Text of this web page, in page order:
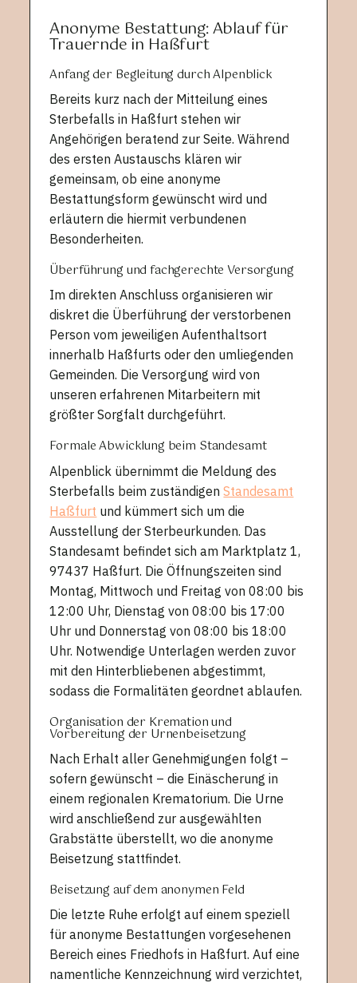
Anonyme Bestattung: Ablauf für
Trauernde in Haßfurt
Anfang der Begleitung durch Alpenblick
Bereits kurz nach der Mitteilung eines
Sterbefalls in Haßfurt stehen wir
Angehörigen beratend zur Seite. Während
des ersten Austauschs klären wir
gemeinsam, ob eine anonyme
Bestattungsform gewünscht wird und
erläutern die hiermit verbundenen
Besonderheiten.
Überführung und fachgerechte Versorgung
Im direkten Anschluss organisieren wir
diskret die Überführung der verstorbenen
Person vom jeweiligen Aufenthaltsort
innerhalb Haßfurts oder den umliegenden
Gemeinden. Die Versorgung wird von
unseren erfahrenen Mitarbeitern mit
größter Sorgfalt durchgeführt.
Formale Abwicklung beim Standesamt
Alpenblick übernimmt die Meldung des
Sterbefalls beim zuständigenStandesamt
Haßfurt und kümmert sich um die
Ausstellung der Sterbeurkunden. Das
Standesamt befindet sich am Marktplatz 1,
97437 Haßfurt. Die Öffnungszeiten sind
Montag, Mittwoch und Freitag von 08:00 bis
12:00 Uhr, Dienstag von 08:00 bis 17:00
Uhr und Donnerstag von 08:00 bis 18:00
Uhr. Notwendige Unterlagen werden zuvor
mit den Hinterbliebenen abgestimmt,
sodass die Formalitäten geordnet ablaufen.
Organisation der Kremation und
Vorbereitung der Urnenbeisetzung
Nach Erhalt aller Genehmigungen folgt –
sofern gewünscht – die Einäscherung in
einem regionalen Krematorium. Die Urne
wird anschließend zur ausgewählten
Grabstätte überstellt, wo die anonyme
Beisetzung stattfindet.
Beisetzung auf dem anonymen Feld
Die letzte Ruhe erfolgt auf einem speziell
für anonyme Bestattungen vorgesehenen
Bereich eines Friedhofs in Haßfurt. Auf eine
namentliche Kennzeichnung wird verzichtet,